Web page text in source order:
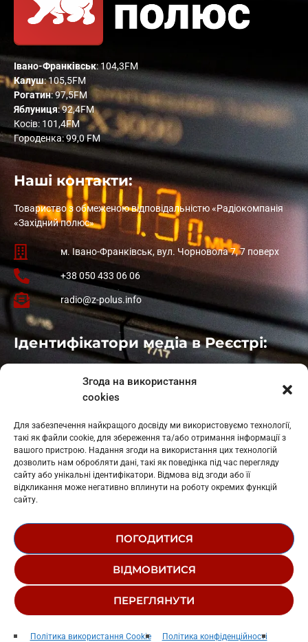
Згода на використання
cookies
Для забезпечення найкращого досвіду ми використовуємо технології,
такі як файли cookie, для збереження та/або отримання інформації з
вашого пристрою. Надання згоди на використання цих технологій
дозволить нам обробляти дані, такі як поведінка під час перегляду
сайту або унікальні ідентифікатори. Відмова від згоди або її
відкликання може негативно вплинути на роботу окремих функцій
сайту.
ПОГОДИТИСЯ
ВІДМОВИТИСЯ
ПЕРЕГЛЯНУТИ
Політика використання Cookie Політика конфіденційності
Івано-Франківськ: 104,3FM
Калуш: 105,5FM
Рогатин: 97,5FM
Яблуниця: 92,4FM
Косів: 101,4FM
Городенка: 99,0 FM
Наші контакти:
Товариство з обмеженою відповідальністю «Радіокомпанія
«Західний полюс»
м. Івано-Франківськ, вул. Чорновола 7, 7 поверх
+38 050 433 06 06
radio@z-polus.info
Ідентифікатори медіа в Реєстрі:
: L11-01410
: L11-01801
Косів: L11-01805
Гарасимів: L11-02274
© 1995-2026 РК «ЗАХІДНИЙ ПОЛЮС»
РЕДАКЦІЙНИЙ СТАТУТ
СТРУКТУРА ВЛАСНОСТІ